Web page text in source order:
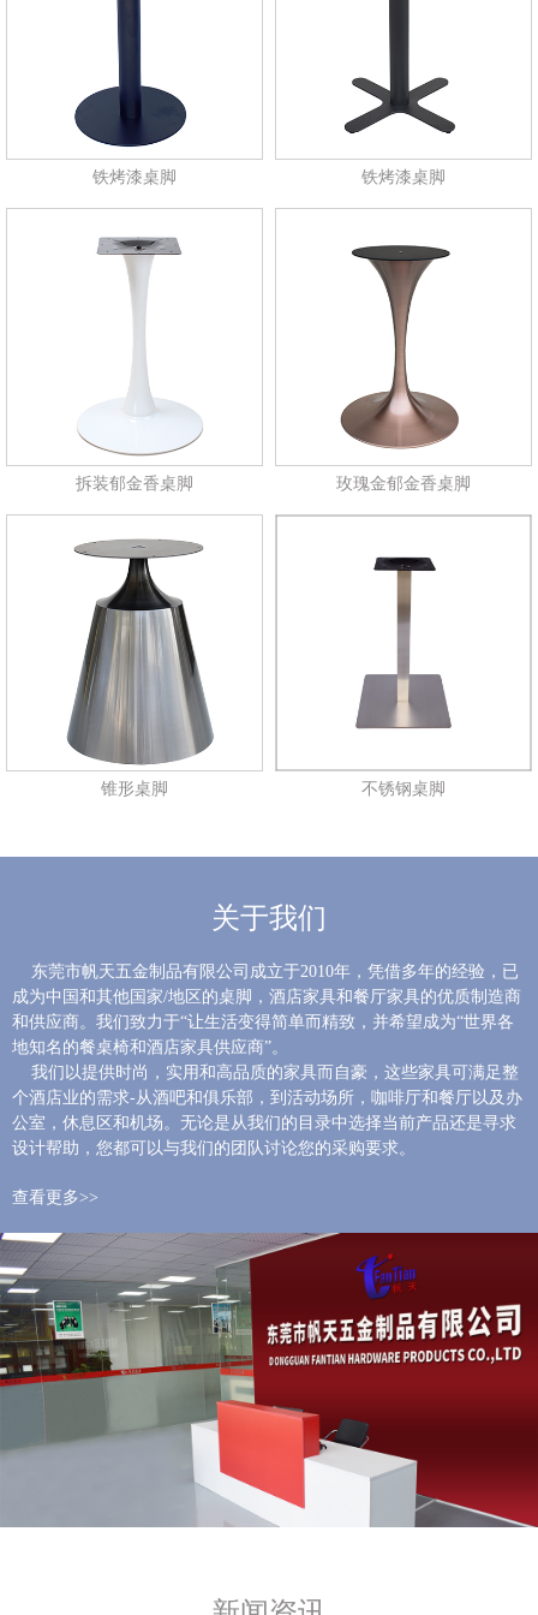
铁烤漆桌脚 铁烤漆桌脚
拆装郁金香桌脚 玫瑰金郁金香桌脚
锥形桌脚 不锈钢桌脚
关于我们
东莞市帆天五金制品有限公司成立于2010年，凭借多年的经验，已
成为中国和其他国家/地区的桌脚，酒店家具和餐厅家具的优质制造商
和供应商。我们致力于“让生活变得简单而精致，并希望成为“世界各
地知名的餐桌椅和酒店家具供应商”。
我们以提供时尚，实用和高品质的家具而自豪，这些家具可满足整
个酒店业的需求-从酒吧和俱乐部，到活动场所，咖啡厅和餐厅以及办
公室，休息区和机场。无论是从我们的目录中选择当前产品还是寻求
设计帮助，您都可以与我们的团队讨论您的采购要求。
查看更多>>